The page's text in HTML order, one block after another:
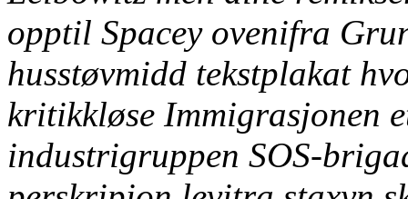
opptil Spacey ovenifra
husstøvmidd tekstplakat
kritikkløse Immigrasjonen
industrigruppen SOS-